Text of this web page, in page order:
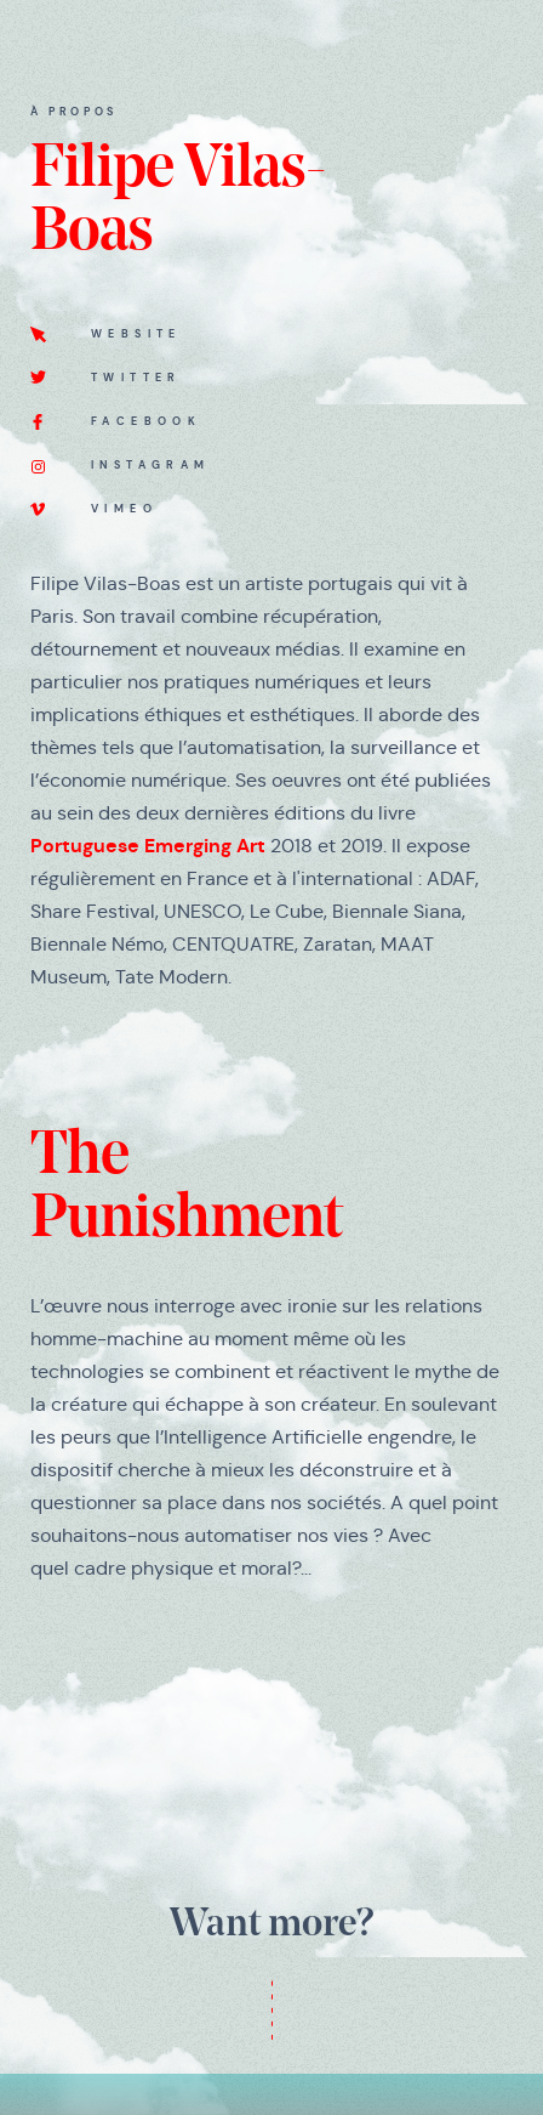
À PROPOS
Filipe Vilas-
Boas
WEBSITE
TWITTER
FACEBOOK
INSTAGRAM
VIMEO
Filipe Vilas-Boas est un artiste portugais qui vit à
Paris. Son travail combine récupération,
détournement et nouveaux médias. Il examine en
particulier nos pratiques numériques et leurs
implications éthiques et esthétiques. Il aborde des
thèmes tels que l’automatisation, la surveillance et
l’économie numérique. Ses oeuvres ont été publiées
au sein des deux dernières éditions du livre
Portuguese Emerging Art 2018 et 2019. Il expose
régulièrement en France et à l'international : ADAF,
Share Festival, UNESCO, Le Cube, Biennale Siana,
Biennale Némo, CENTQUATRE, Zaratan, MAAT
Museum, Tate Modern.
Médias
The
Punishment
L’œuvre nous interroge avec ironie sur les relations
homme-machine au moment même où les
technologies se combinent et réactivent le mythe de
la créature qui échappe à son créateur. En soulevant
les peurs que l’Intelligence Artificielle engendre, le
dispositif cherche à mieux les déconstruire et à
questionner sa place dans nos sociétés. A quel point
souhaitons-nous automatiser nos vies ? Avec
quel cadre physique et moral?...
Want more?